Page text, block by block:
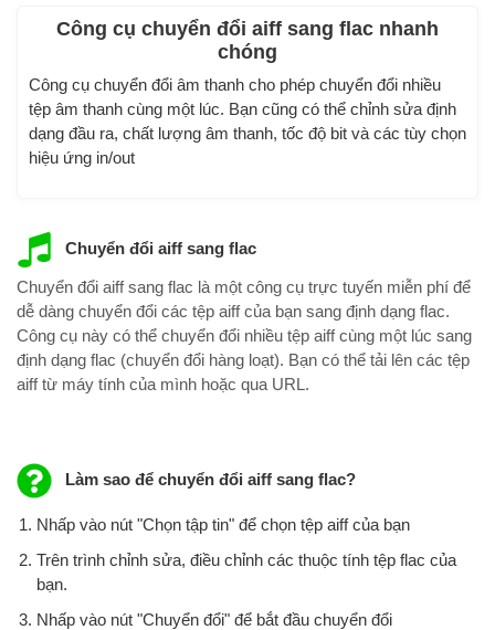
Công cụ chuyển đổi aiff sang flac nhanh
chóng
Công cụ chuyển đổi âm thanh cho phép chuyển đổi nhiều
tệp âm thanh cùng một lúc. Bạn cũng có thể chỉnh sửa định
dạng đầu ra, chất lượng âm thanh, tốc độ bit và các tùy chọn
hiệu ứng in/out
Chuyển đổi aiff sang flac
Chuyển đổi aiff sang flac là một công cụ trực tuyến miễn phí để
dễ dàng chuyển đổi các tệp aiff của bạn sang định dạng flac.
Công cụ này có thể chuyển đổi nhiều tệp aiff cùng một lúc sang
định dạng flac (chuyển đổi hàng loạt). Bạn có thể tải lên các tệp
aiff từ máy tính của mình hoặc qua URL.
Làm sao để chuyển đổi aiff sang flac?
Nhấp vào nút "Chọn tập tin" để chọn tệp aiff của bạn
Trên trình chỉnh sửa, điều chỉnh các thuộc tính tệp flac của
bạn.
Nhấp vào nút "Chuyển đổi" để bắt đầu chuyển đổi